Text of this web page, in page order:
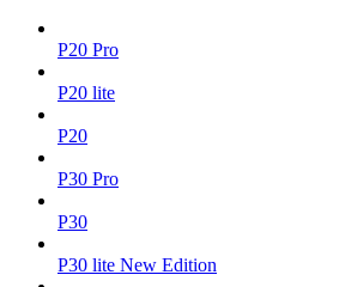
P20 Pro
P20 lite
P20
P30 Pro
P30
P30 lite New Edition